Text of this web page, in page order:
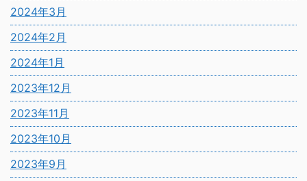
2024年3月
2024年2月
2024年1月
2023年12月
2023年11月
2023年10月
2023年9月